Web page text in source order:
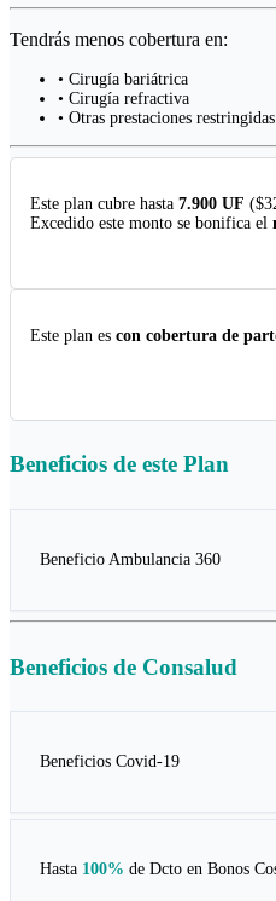
Tendrás menos cobertura en:
• Cirugía bariátrica
• Cirugía refractiva
• Otras prestaciones restringidas
Este plan cubre hasta 7.900 UF
Excedido este monto se bonifica el
Este plan es con cobertura de
Beneficios de este Plan
Beneficio Ambulancia 360
Beneficios de Consalud
Beneficios Covid-19
Hasta 100% de Dcto en Bonos